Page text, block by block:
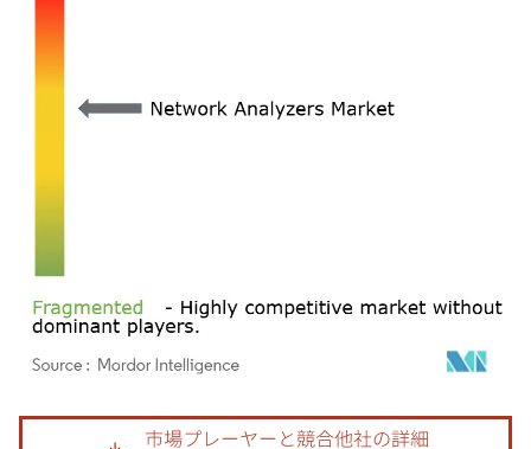
画像 © Mordor Intelligence。再利用にはCC BY 4.0の表示が必要です。